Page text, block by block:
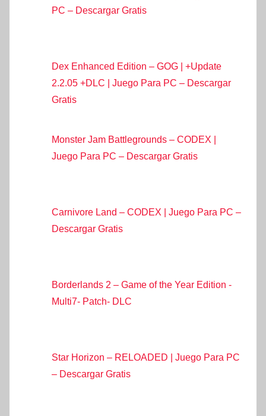
PC – Descargar Gratis
Dex Enhanced Edition – GOG | +Update
2.2.05 +DLC | Juego Para PC – Descargar
Gratis
Monster Jam Battlegrounds – CODEX |
Juego Para PC – Descargar Gratis
Carnivore Land – CODEX | Juego Para PC –
Descargar Gratis
Borderlands 2 – Game of the Year Edition -
Multi7- Patch- DLC
Star Horizon – RELOADED | Juego Para PC
– Descargar Gratis